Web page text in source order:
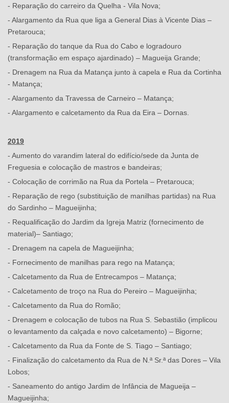
- Reparação do carreiro da Quelha - Vila Nova;
- Alargamento da Rua que liga a General Dias à Vicente Dias –
Pretarouca;
- Reparação do tanque da Rua do Cabo e logradouro
(transformação em espaço ajardinado) – Magueija Grande;
- Drenagem na Rua da Matança junto à capela e Rua da Cortinha
- Matança;
- Alargamento da Travessa de Carneiro – Matança;
- Alargamento e calcetamento da Rua da Eira – Dornas.
2019
- Aumento do varandim lateral do edifício/sede da Junta de
Freguesia e colocação de mastros e bandeiras;
- Colocação de corrimão na Rua da Portela – Pretarouca;
- Reparação de rego (substituição de manilhas partidas) na Rua
do Sardinho – Magueijinha;
- Requalificação do Jardim da Igreja Matriz (fornecimento de
material)– Santiago;
- Drenagem na capela de Magueijinha;
- Fornecimento de manilhas para rego na Matança;
- Calcetamento da Rua de Entrecampos – Matança;
- Calcetamento de troço na Rua do Pereiro – Magueijinha;
- Calcetamento da Rua do Romão;
- Drenagem e colocação de tubos na Rua S. Sebastião (implicou
o levantamento da calçada e novo calcetamento) – Bigorne;
- Calcetamento da Rua da Fonte de S. Tiago – Santiago;
- Finalização do calcetamento da Rua de N.ª Sr.ª das Dores – Vila
Lobos;
- Saneamento do antigo Jardim de Infância de Magueija –
Magueijinha;